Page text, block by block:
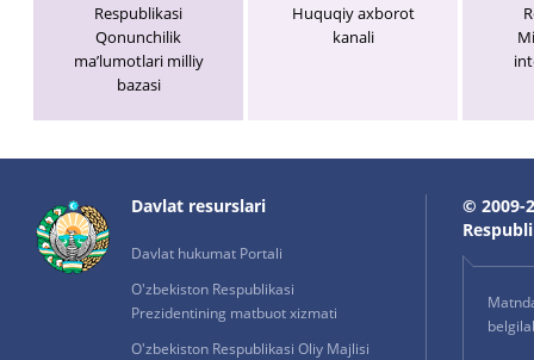
Respublikasi
Qonunchilik
maʼlumotlari milliy
bazasi
Huquqiy axborot
kanali
Davlat resurslari
Davlat hukumat Portali
O'zbekiston Respublikasi
Prezidentining matbuot xizmati
O'zbekiston Respublikasi Oliy Majlisi
© 2009-